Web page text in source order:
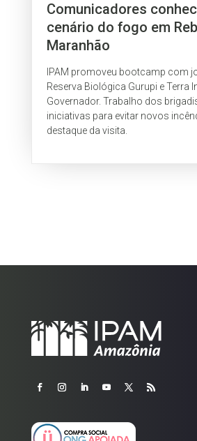
Comunicadores
cenário do fogo em
Maranhão
IPAM promoveu bootcamp com
Reserva Biológica Gurupi e Terra
Governador. Trabalho dos
iniciativas para evitar novos
destaque da visita.